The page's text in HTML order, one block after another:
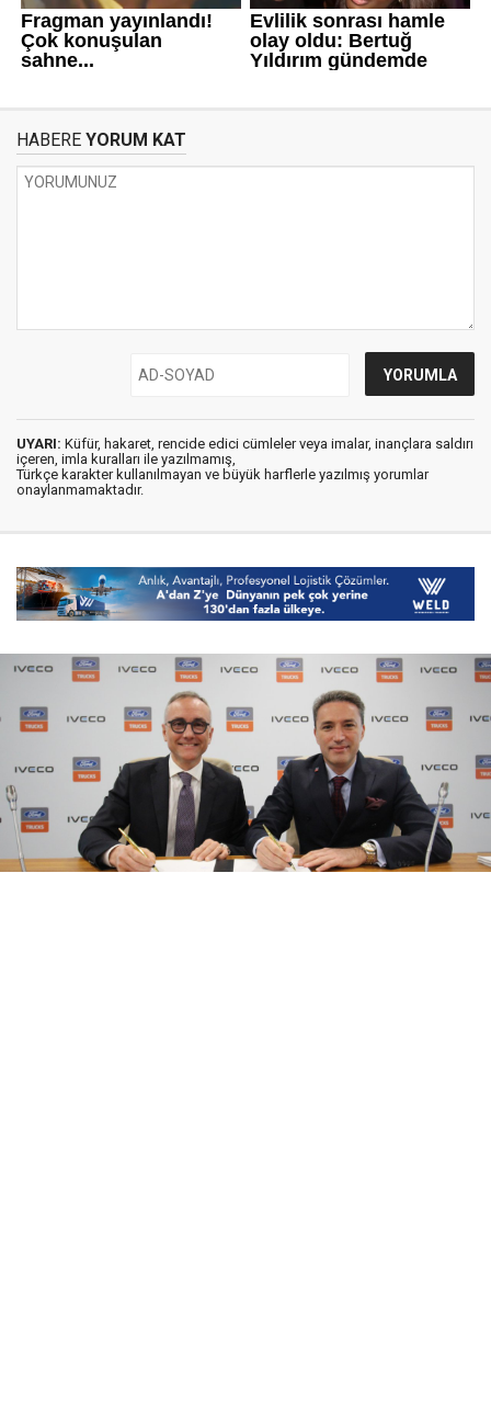
HABERE YORUM KAT
UYARI: Küfür, hakaret, rencide edici cümleler veya imalar, inançlara saldırı
içeren, imla kuralları ile yazılmamış,
Türkçe karakter kullanılmayan ve büyük harflerle yazılmış yorumlar
onaylanmamaktadır.